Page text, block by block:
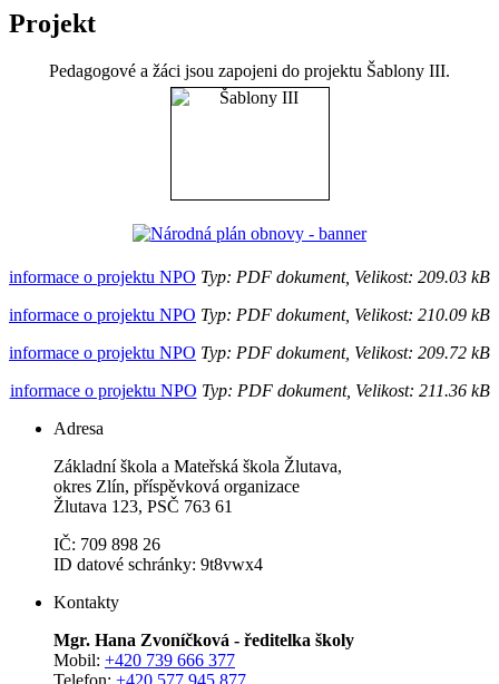
Projekt
Pedagogové a žáci jsou zapojeni do projektu Šablony III.
informace o projektu NPO Typ: PDF dokument, Velikost: 209.03 kB
informace o projektu NPO Typ: PDF dokument, Velikost: 210.09 kB
informace o projektu NPO Typ: PDF dokument, Velikost: 209.72 kB
informace o projektu NPO Typ: PDF dokument, Velikost: 211.36 kB
Adresa
Základní škola a Mateřská škola Žlutava,
okres Zlín, příspěvková organizace
Žlutava 123, PSČ 763 61
IČ: 709 898 26
ID datové schránky: 9t8vwx4
Kontakty
Mgr. Hana Zvoníčková - ředitelka školy
Mobil: +420 739 666 377
Telefon: +420 577 945 877